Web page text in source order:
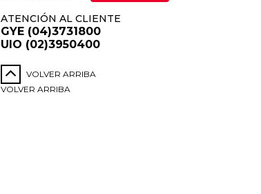
ATENCIÓN AL CLIENTE
GYE (04)3731800
UIO (02)3950400
VOLVER ARRIBA
VOLVER ARRIBA